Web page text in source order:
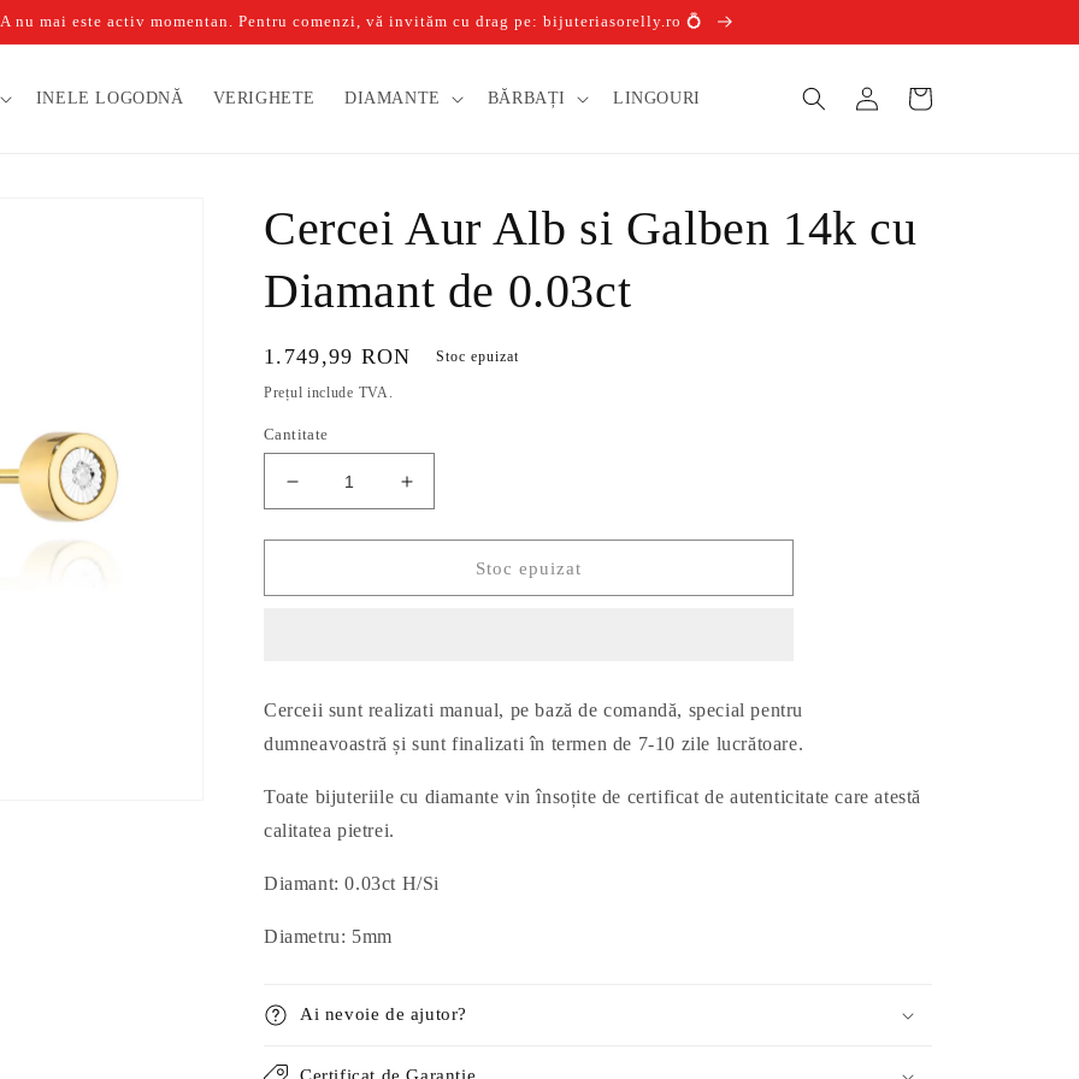
nu mai este activ momentan. Pentru comenzi, vă invităm cu drag pe: bijuteriasorelly.ro 💍
INELE LOGODNĂ VERIGHETE DIAMANTE BĂRBAȚI LINGOURI
Conectați-
Coș
Cercei Aur Alb si Galben 14k cu
Diamant de 0.03ct
Preț
obișnuit
1.749,99 RON Stoc epuizat
Prețul include TVA.
Cantitate
Reduceți
cantitatea
pentru
Aur
cu
Diamant
0.03ct
Creșteți
cantitatea
pentru
Aur
cu
Diamant
0.03ct
Stoc epuizat
Cerceii sunt realizati manual, pe bază de comandă, special pentru
dumneavoastră și sunt finalizati în termen de 7-10 zile lucrătoare.
Toate bijuteriile cu diamante vin însoțite de certificat de autenticitate care atestă
calitatea pietrei.
Diamant: 0.03ct H/Si
Diametru: 5mm
Ai nevoie de ajutor?